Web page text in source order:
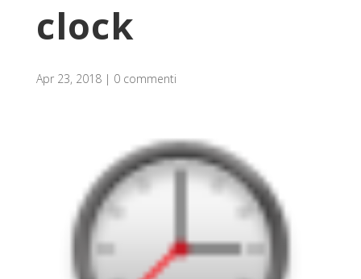
clock
Apr 23, 2018| 0 commenti